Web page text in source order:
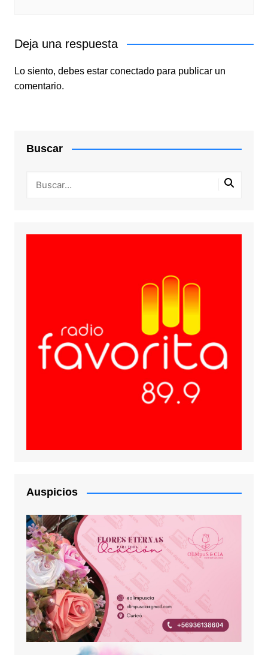
Deja una respuesta
Lo siento, debes estar conectadopara publicar un
comentario.
Buscar
Auspicios